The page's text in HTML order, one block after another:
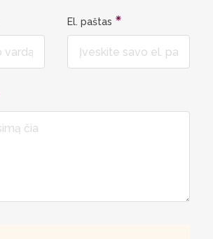
dalykų pritaikyti
Jakubauskas, 2 kurso
El. paštas